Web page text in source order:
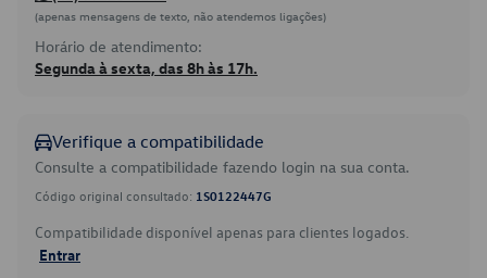
(apenas mensagens de texto, não atendemos ligações)
Horário de atendimento:
Segunda à sexta, das 8h às 17h.
Verifique a compatibilidade
Consulte a compatibilidade fazendo login na sua conta.
Código original consultado: 1S0122447G
Compatibilidade disponível apenas para clientes logados.
Entrar